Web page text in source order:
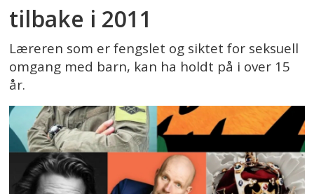
tilbake i 2011
Læreren som er fengslet og siktet for seksuell
omgang med barn, kan ha holdt på i over 15
år.